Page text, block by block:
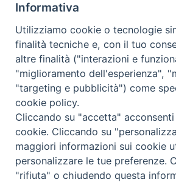
Giorni ed Orari Apertura Uffici:
Lunedì e Mercoledì ore 09:00 –
Uffici Matrimoni:
Lunedì e Mercoledì ore 09:30 –
seguici su
Informativa Privacy
COPYRIGHT © 2013-2025
Informativa
Utilizziamo cookie o tecnologie
finalità tecniche e, con il tuo
altre finalità ("interazioni e
"miglioramento dell'esperienza",
"targeting e pubblicità") come
cookie policy.
Cliccando su "accetta"
cookie. Cliccando su
maggiori informazioni sui cookie
personalizzare le tue preferenze.
"rifiuta" o chiudendo questa